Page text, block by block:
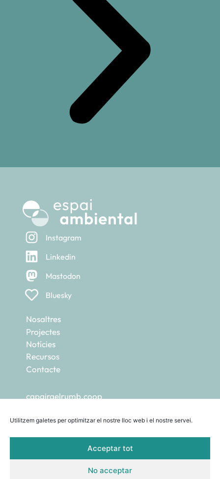
Utilitzem galetes per optimitzar el nostre lloc web i el nostre servei.
Acceptar tot
No acceptar
Instagram
Linkedin
Mastodon
Bluesky
Nosaltres
Projectes
Notícies
Recursos
Contacte
capgiraelrumb.coop
escoladetransicions.coop
aulambiental.org
pdcsagradafamilia.cat